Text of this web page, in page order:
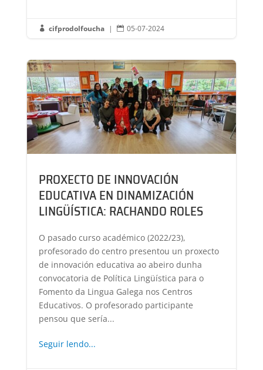
 cifprodolfoucha |  05-07-2024
PROXECTO DE INNOVACIÓN
EDUCATIVA EN DINAMIZACIÓN
LINGÜÍSTICA: RACHANDO ROLES
O pasado curso académico (2022/23),
profesorado do centro presentou un proxecto
de innovación educativa ao abeiro dunha
convocatoria de Política Lingüística para o
Fomento da Lingua Galega nos Centros
Educativos. O profesorado participante
pensou que sería...
Seguir lendo...